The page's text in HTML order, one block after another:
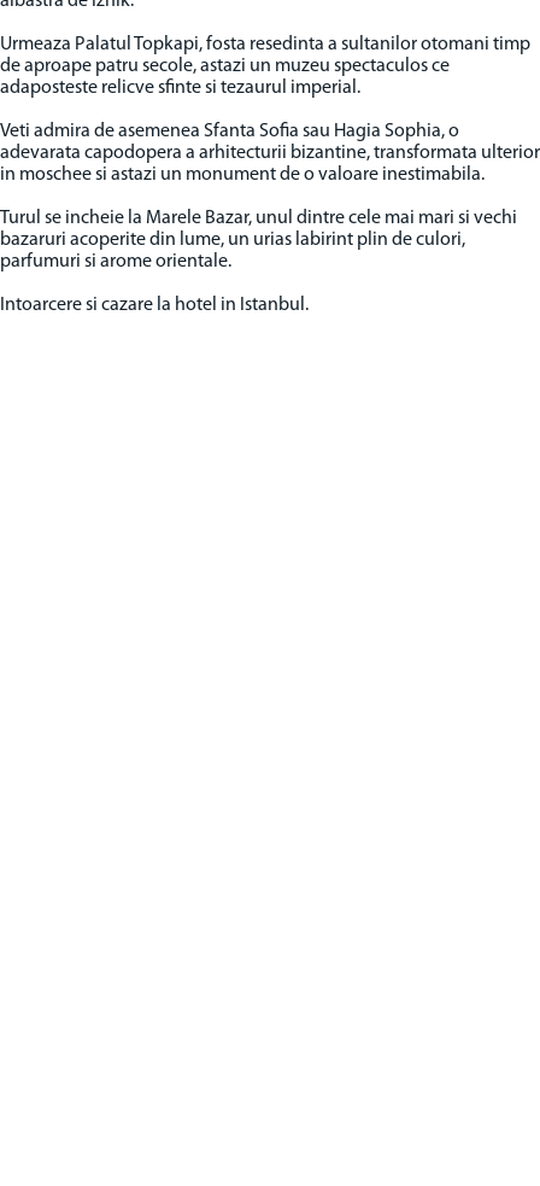
Urmeaza Palatul Topkapi, fosta resedinta a sultanilor otomani timp
de aproape patru secole, astazi un muzeu spectaculos ce
adaposteste relicve sfinte si tezaurul imperial.
Veti admira de asemenea Sfanta Sofia sau Hagia Sophia, o
adevarata capodopera a arhitecturii bizantine, transformata ulterior
in moschee si astazi un monument de o valoare inestimabila.
Turul se incheie la Marele Bazar, unul dintre cele mai mari si vechi
bazaruri acoperite din lume, un urias labirint plin de culori,
parfumuri si arome orientale.
Intoarcere si cazare la hotel in Istanbul.